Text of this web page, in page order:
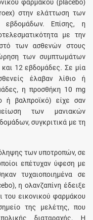
φαρμάκου (placebo)
στην ελάττωση των
Επίσης, η
με την
των ασθενών στους
των συμπτωμάτων
12 εβδομάδες. Σε μία
έλαβαν λίθιο ή
η προσθήκη 10 mg
ή βαλπροϊκό) είχε σαν
των μανιακών
συγκριτικά με τη
των υποτροπών, σε
επέτυχαν ύφεση με
τυχαιοποιημένα σε
η ολανζαπίνη έδειξε
του εικονικού φαρμάκου
της μελέτης, που
διαταραχής. Η